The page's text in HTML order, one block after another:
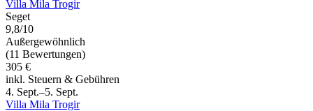
Villa Mila Trogir
Seget
9,8/10
Außergewöhnlich
(11 Bewertungen)
305 €
inkl. Steuern & Gebühren
4. Sept.–5. Sept.
Villa Mila Trogir